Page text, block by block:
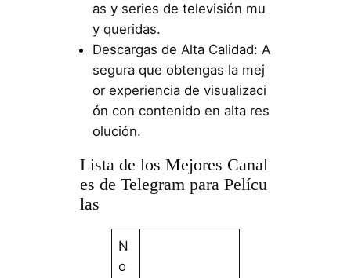
as y series de televisión mu
y queridas.
Descargas de Alta Calidad: A
segura que obtengas la mej
or experiencia de visualizaci
ón con contenido en alta res
olución.
Lista de los Mejores Canal
es de Telegram para Pelícu
las
N
o